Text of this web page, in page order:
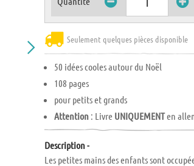
Seulement quelques pièces disponible
50 idées cooles autour du Noël
108 pages
pour petits et grands
Attention : Livre UNIQUEMENTen
Description -
Les petites mains des enfants sont